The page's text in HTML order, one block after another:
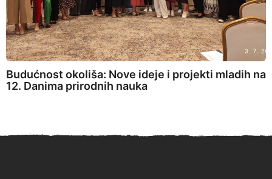
Budućnost okoliša: Nove ideje i projekti mladih na
12. Danima prirodnih nauka